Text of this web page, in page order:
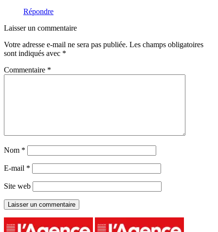
Répondre
Laisser un commentaire
Votre adresse e-mail ne sera pas publiée. Les champs obligatoires
sont indiqués avec *
Commentaire *
Nom *
E-mail *
Site web